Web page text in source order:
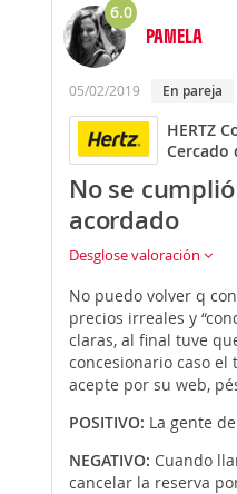
6.0
PAMELA
05/02/2019 En pareja
HERTZ
Cercado
No se
acordado
Desglose valoración
No puedo volver q
precios irreales y
claras, al final tuve
concesionario caso
acepte por su web,
POSITIVO: La gente
NEGATIVO: Cuando
cancelar la reserva